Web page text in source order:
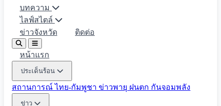
บทความ
ไลฟ์สไตล์
ข่าวจังหวัด
ติดต่อ
หน้าแรก
ประเด็นร้อน
สถานการณ์ ไทย-กัมพูชา ข่าวพายุ ฝนตก กันจอมพลัง
ข่าว